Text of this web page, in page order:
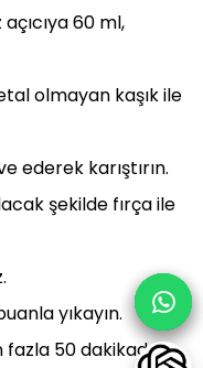
60 ml,
olmayan kaşık ile
ederek karıştırın.
şekilde fırça ile
yıkayın.
50 dakikadır.